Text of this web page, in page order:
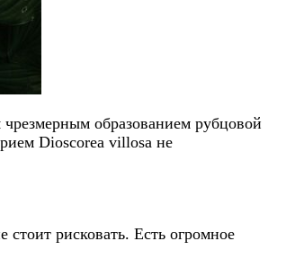
образованием рубцовой
Dioscorea villosa не
рисковать. Есть огромное